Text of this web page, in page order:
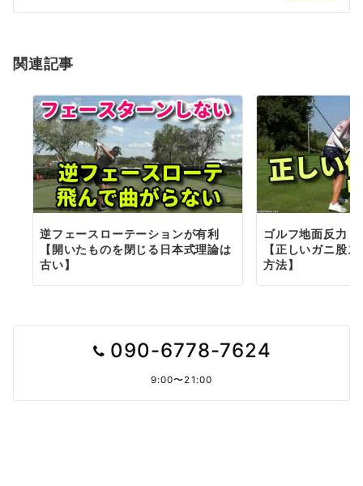
シ
ン
関連記事
逆フェースローテーションが有利
【開いたものを閉じる日本式理論は
古い】
ゴルフ地面反力
【正しいガニ股
方法】
090-6778-7624
9:00〜21:00